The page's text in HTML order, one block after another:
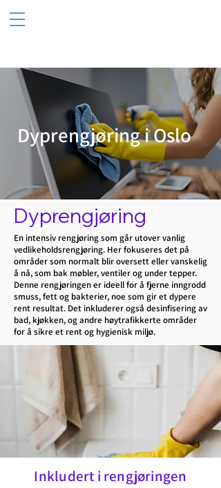
Dyprengjøring i Oslo
Dyprengjøring
En intensiv rengjøring som går utover vanlig
vedlikeholdsrengjøring. Her fokuseres det på
områder som normalt blir oversett eller vanskelig
å nå, som bak møbler, ventiler og under tepper.
Denne rengjøringen er ideell for å fjerne inngrodd
smuss, fett og bakterier, noe som gir et dypere
rent resultat. Det inkluderer også desinfisering av
bad, kjøkken, og andre høytrafikkerte områder
for å sikre et rent og hygienisk miljø.
Inkludert i rengjøringen